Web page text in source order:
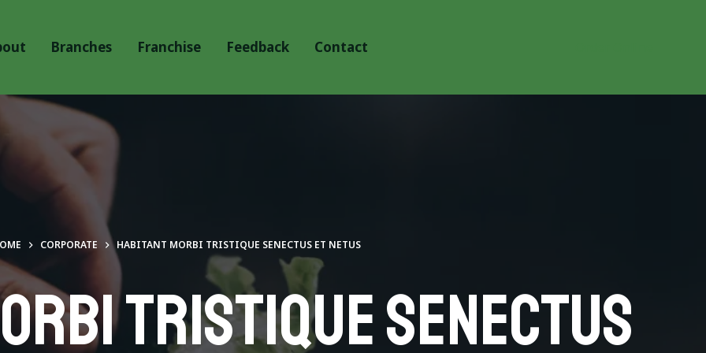
Branches Franchise Feedback Contact
CORPORATE HABITANT MORBI TRISTIQUE SENECTUS ET NETUS
tristique senectus